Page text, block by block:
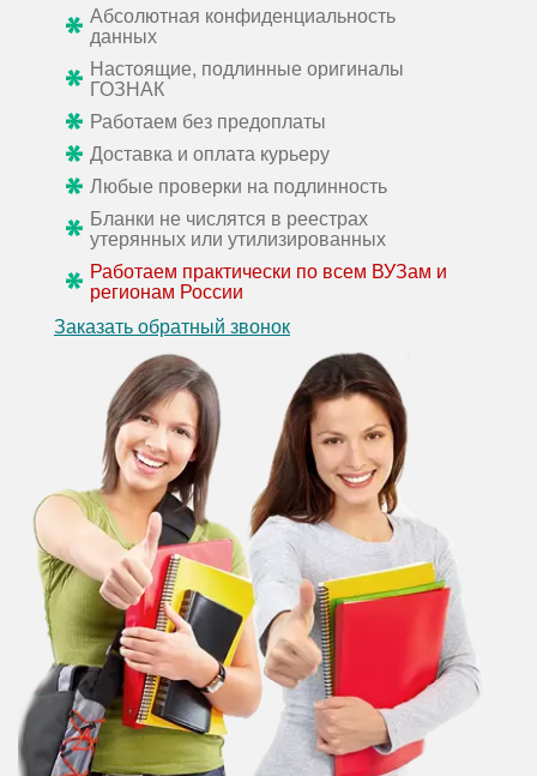
Абсолютная конфиденциальность
данных
Настоящие, подлинные оригиналы
ГОЗНАК
Работаем без предоплаты
Доставка и оплата курьеру
Любые проверки на подлинность
Бланки не числятся в реестрах
утерянных или утилизированных
Работаем практически по всем ВУЗам и
регионам России
Заказать обратный звонок